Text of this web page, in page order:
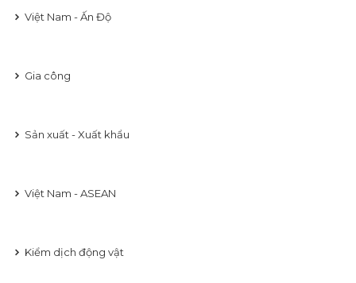
Việt Nam - Ấn Độ
Gia công
Sản xuất - Xuất khẩu
Việt Nam - ASEAN
Kiểm dịch động vật